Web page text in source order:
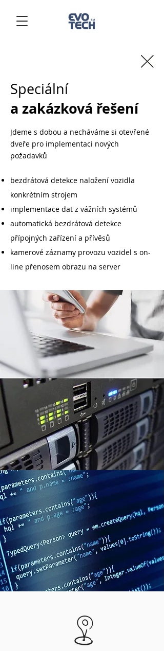
Speciální
a zakázková řešení
Jdeme s dobou a necháváme si otevřené
dveře pro implementaci nových
požadavků
bezdrátová detekce naložení vozidla
konkrétním strojem
implementace dat z vážních systémů
automatická bezdrátová detekce
přípojných zařízení a přívěsů
kamerové záznamy provozu vozidel s on-
line přenosem obrazu na server